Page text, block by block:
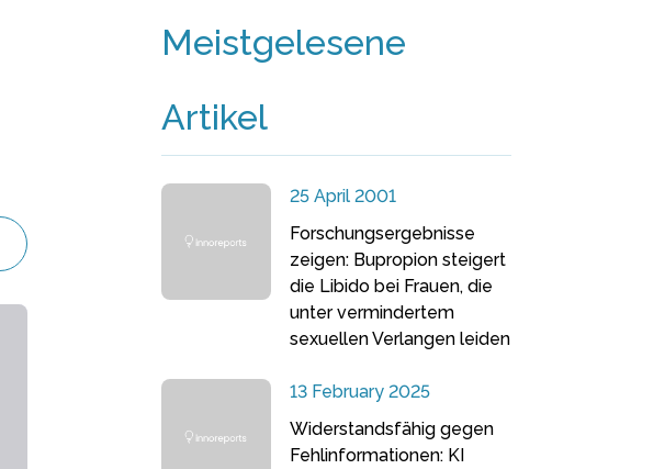
Meistgelesene
Artikel
25 April 2001
Forschungsergebnisse
zeigen: Bupropion steigert
die Libido bei Frauen, die
unter vermindertem
sexuellen Verlangen leiden
13 February 2025
Widerstandsfähig gegen
Fehlinformationen: KI